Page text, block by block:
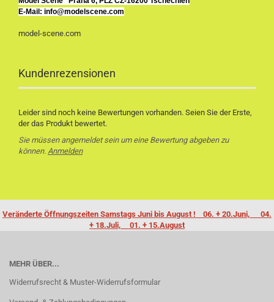
E-Mail: info@modelscene.com
model-scene.com
Kundenrezensionen
Leider sind noch keine Bewertungen vorhanden. Seien Sie der Erste,
der das Produkt bewertet.
Sie müssen angemeldet sein um eine Bewertung abgeben zu
können. Anmelden
Veränderte Öffnungszeiten Samstags Juni bis August ! 06. + 20.Juni, 04.
+ 18.Juli, 01. + 15.August
MEHR ÜBER...
Widerrufsrecht & Muster-Widerrufsformular